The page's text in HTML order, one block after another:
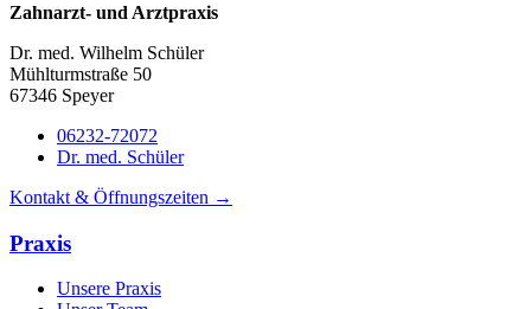
Zahnarzt- und Arztpraxis
Dr. med. Wilhelm Schüler
Mühlturmstraße 50
67346 Speyer
06232-72072
Dr. med. Schüler
Kontakt & Öffnungszeiten →
Praxis
Unsere Praxis